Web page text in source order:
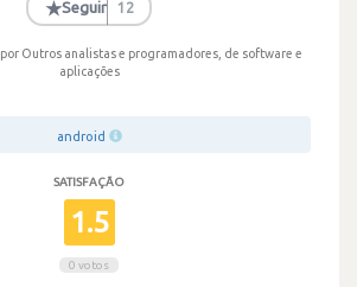
★Seguir 12
por Outros analistas e programadores, de software e
aplicações
android
SATISFAÇÃO
1.5
0 votos